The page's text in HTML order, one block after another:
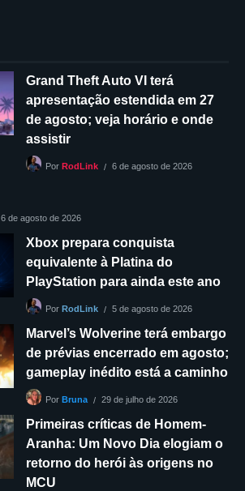
Grand Theft Auto VI terá
apresentação estendida em 27
de agosto; veja horário e onde
assistir
Por RodLink 6 de agosto de 2026
6 de agosto de 2026
Xbox prepara conquista
equivalente à Platina do
PlayStation para ainda este ano
Por RodLink 5 de agosto de 2026
Marvel’s Wolverine terá embargo
de prévias encerrado em agosto;
gameplay inédito está a caminho
Por Bruna 29 de julho de 2026
Primeiras críticas de Homem-
Aranha: Um Novo Dia elogiam o
retorno do herói às origens no
MCU